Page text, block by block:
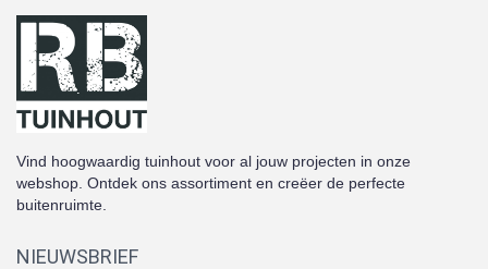
Vind hoogwaardig tuinhout voor al jouw projecten in onze
webshop. Ontdek ons assortiment en creëer de perfecte
buitenruimte.
NIEUWSBRIEF